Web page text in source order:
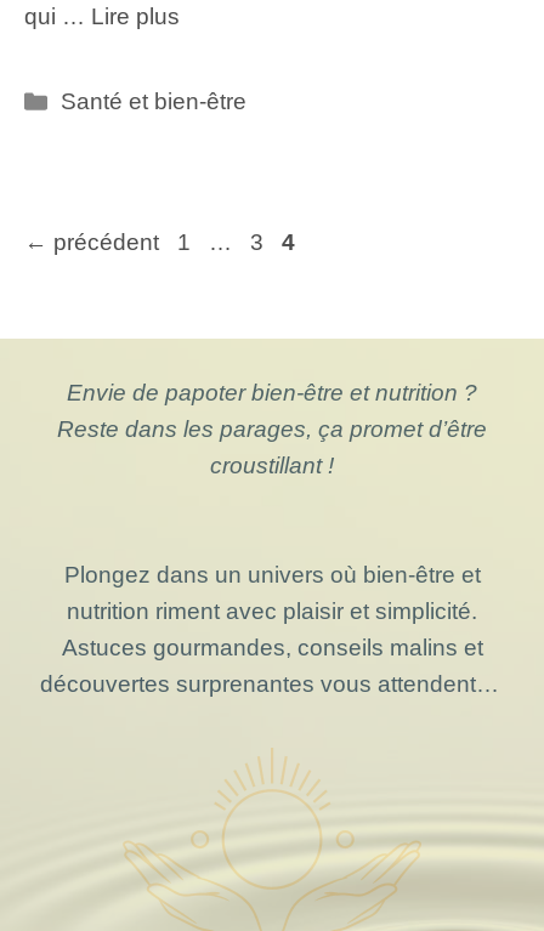
qui … Lire plus
Catégories
Santé et bien-être
← précédent Page
1 … Page
3 Page
4
Envie de papoter bien-être et nutrition ?
Reste dans les parages, ça promet d’être
croustillant !
Plongez dans un univers où bien-être et
nutrition riment avec plaisir et simplicité.
Astuces gourmandes, conseils malins et
découvertes surprenantes vous attendent…